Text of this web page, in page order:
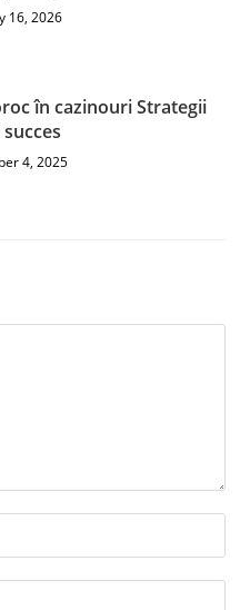
16, 2026
în cazinouri Strategii
4, 2025